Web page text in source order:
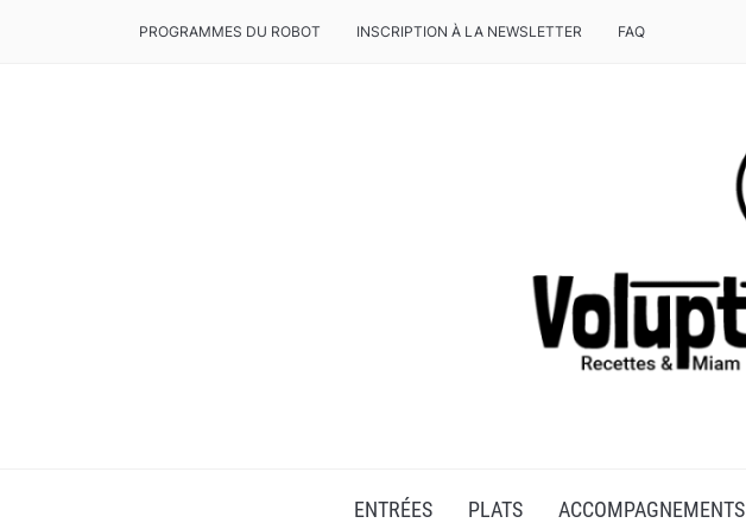
PROGRAMMES DU ROBOT INSCRIPTION À LA NEWSLETTER FAQ
ENTRÉES PLATS ACCOMPAGNEMENTS